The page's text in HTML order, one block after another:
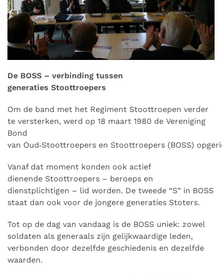
De BOSS – verbinding tussen
generaties Stoottroepers
Om de band met het Regiment Stoottroepen verder
te versterken, werd op 18 maart 1980 de Vereniging
Bond
van Oud‑Stoottroepers en Stoottroepers (BOSS)
Vanaf dat moment konden ook actief
dienende Stoottroepers – beroeps en
dienstplichtigen – lid worden. De tweede “S” in BOSS
staat dan ook voor de jongere generaties Stoters.
Tot op de dag van vandaag is de BOSS uniek: zowel
soldaten als generaals zijn gelijkwaardige leden,
verbonden door dezelfde geschiedenis en dezelfde
waarden.